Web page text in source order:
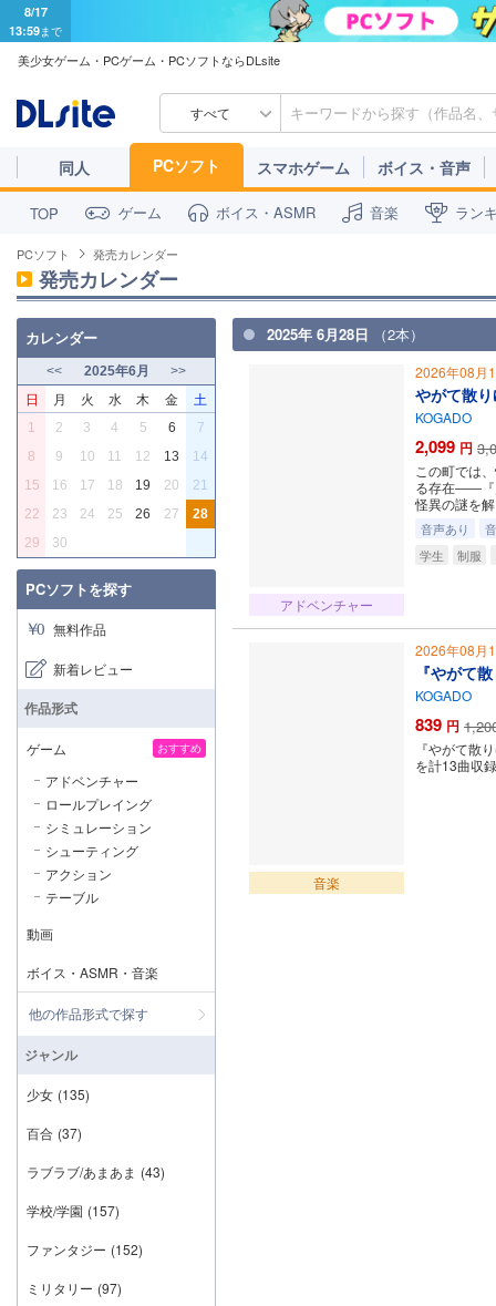
8/17
13:59まで
美少女ゲーム・PCゲーム・PCソフトならDLsite
すべて
同人 PCソフト スマホゲーム ボイス・音声
TOP ゲーム ボイス・ASMR 音楽 ラン
PCソフト 発売カレンダー
発売カレンダー
2025年 6月28日 （2本）
アドベンチャー
2026年08月
やがて散
KOGADO
2,099 円
この町では
る存在――『
怪異の謎を
音声あり
学生
制服
音楽
2026年08月
『やがて
KOGADO
839 円
『やがて散
を計13曲収
カレンダー
<< 2025年6月 >>
日 月 火 水 木 金 土
1 2 3 4 5 6
7
8
9 10 11 12 13
14
15
16 17 18 19 20
21
22
23 24 25 26 27
28
29
30
PCソフトを探す
無料作品
新着レビュー
作品形式
ゲーム おすすめ
アドベンチャー
ロールプレイング
シミュレーション
シューティング
アクション
テーブル
動画
ボイス・ASMR・音楽
他の作品形式で探す
ジャンル
少女 (135)
百合 (37)
ラブラブ/あまあま (43)
学校/学園 (157)
ファンタジー (152)
ミリタリー (97)